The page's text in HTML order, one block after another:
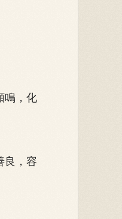
鳴，化
良，容